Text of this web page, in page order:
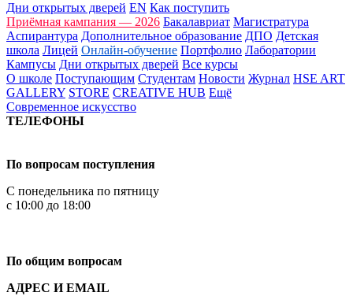
Дни открытых дверей EN Как поступить
Приёмная кампания — 2026 Бакалавриат Магистратура
Аспирантура Дополнительное образование ДПО Детская
школа Лицей Онлайн-обучение Портфолио Лаборатории
Кампусы Дни открытых дверей Все курсы
О школе Поступающим Студентам Новости Журнал HSE ART
GALLERY STORE CREATIVE HUB Ещё
Современное искусство
ТЕЛЕФОНЫ
По вопросам поступления
С понедельника по пятницу
с 10:00 до 18:00
По общим вопросам
АДРЕС И EMAIL